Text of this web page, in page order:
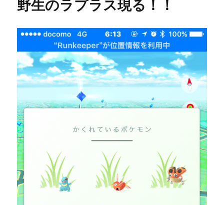
ー
封
へ
の
野生のラプラス現る！！